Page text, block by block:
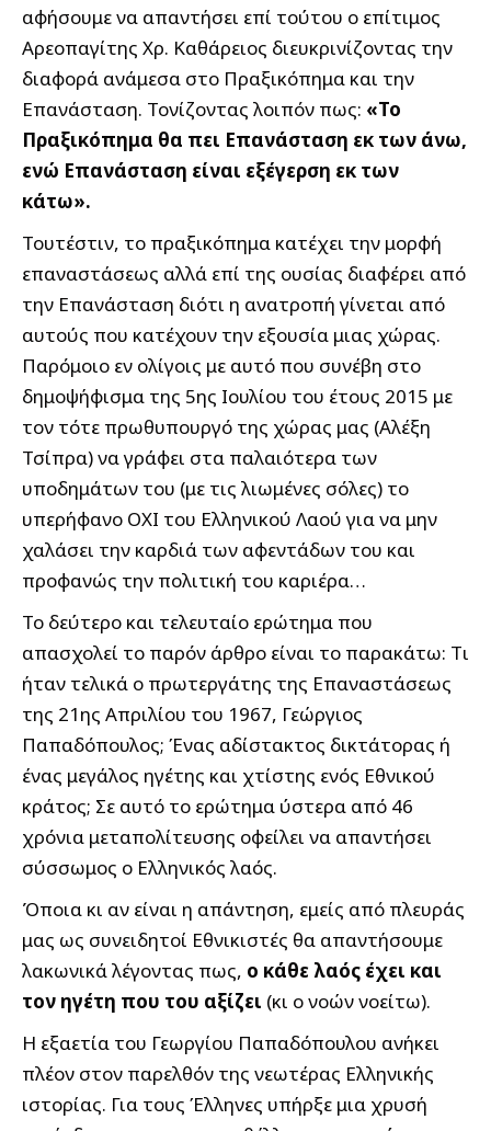
αφήσουμε να απαντήσει επί τούτου ο επίτιμος
Αρεοπαγίτης Χρ. Καθάρειος διευκρινίζοντας την
διαφορά ανάμεσα στο Πραξικόπημα και την
Επανάσταση. Τονίζοντας λοιπόν πως: «Το
Πραξικόπημα θα πει Επανάσταση εκ των άνω,
ενώ Επανάσταση είναι εξέγερση εκ των
κάτω».
Τουτέστιν, το πραξικόπημα κατέχει την μορφή
επαναστάσεως αλλά επί της ουσίας διαφέρει από
την Επανάσταση διότι η ανατροπή γίνεται από
αυτούς που κατέχουν την εξουσία μιας χώρας.
Παρόμοιο εν ολίγοις με αυτό που συνέβη στο
δημοψήφισμα της 5ης Ιουλίου του έτους 2015 με
τον τότε πρωθυπουργό της χώρας μας (Αλέξη
Τσίπρα) να γράφει στα παλαιότερα των
υποδημάτων του (με τις λιωμένες σόλες) το
υπερήφανο ΟΧΙ του Ελληνικού Λαού για να μην
χαλάσει την καρδιά των αφεντάδων του και
προφανώς την πολιτική του καριέρα…
Το δεύτερο και τελευταίο ερώτημα που
απασχολεί το παρόν άρθρο είναι το παρακάτω: Tι
ήταν τελικά ο πρωτεργάτης της Επαναστάσεως
της 21ης Απριλίου του 1967, Γεώργιος
Παπαδόπουλος; Ένας αδίστακτος δικτάτορας ή
ένας μεγάλος ηγέτης και χτίστης ενός Εθνικού
κράτος; Σε αυτό το ερώτημα ύστερα από 46
χρόνια μεταπολίτευσης οφείλει να απαντήσει
σύσσωμος ο Ελληνικός λαός.
Όποια κι αν είναι η απάντηση, εμείς από πλευράς
μας ως συνειδητοί Εθνικιστές θα απαντήσουμε
λακωνικά λέγοντας πως, ο κάθε λαός έχει και
τον ηγέτη που του αξίζει (κι ο νοών νοείτω).
Η εξαετία του Γεωργίου Παπαδόπουλου ανήκει
πλέον στον παρελθόν της νεωτέρας Ελληνικής
ιστορίας. Για τους Έλληνες υπήρξε μια χρυσή